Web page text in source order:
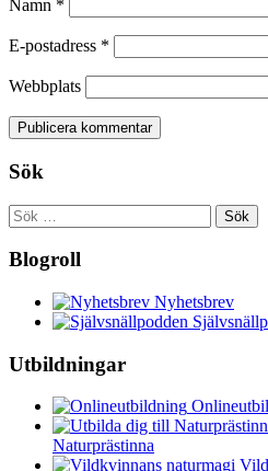
Namn *
E-postadress *
Webbplats
Sök
Sök
efter:
Blogroll
Nyhetsbrev
Utbildningar
Naturprästinna